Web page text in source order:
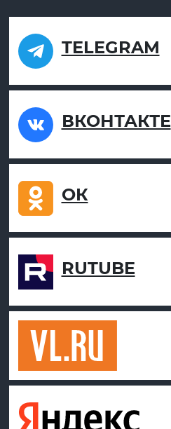
TELEGRAM
ВКОНТАКТЕ
ОК
RUTUBE